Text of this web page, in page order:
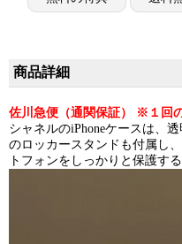
商品詳細
佐川急便（通関保証） ※１回
シャネルのiPhoneケースは、
のロッカースタンドも付属し
トフォンをしっかりと保護す